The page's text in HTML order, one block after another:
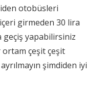
otobüsleri
girmeden 30 lira
yapabilirsiniz
çeşit çeşit
şimdiden iyi